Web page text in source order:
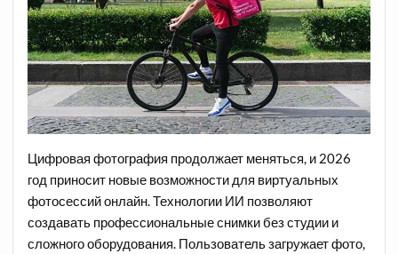
Цифровая фотография продолжает меняться, и 2026
год приносит новые возможности для виртуальных
фотосессий онлайн. Технологии ИИ позволяют
создавать профессиональные снимки без студии и
сложного оборудования. Пользователь загружает фото,